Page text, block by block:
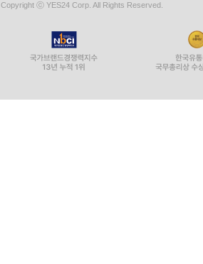
Copyright ⓒ YES24 Corp. All Rights Reserved.